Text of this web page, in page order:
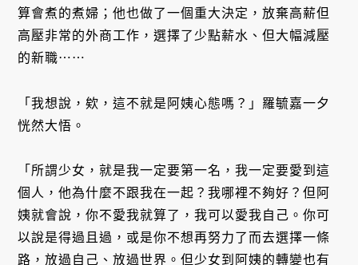
算會煮的煮婦；他也做了一個重大決定，放棄高薪但
高壓非常的外商工作，選擇了少點薪水、但大幅減壓
的新職⋯⋯
「我想說，欸，這不就是阿姨心態嗎？」羅毓嘉一夕
恍然大悟。
「所謂少女，就是我一定要第一名，我一定要愛到這
個人，他為什麼不跟我在一起？我哪裡不夠好？但阿
姨就會說，你不愛我就算了，我可以愛我自己。你可
以說是得過且過，或是你不想再努力了而去選擇一條
路，放過自己、放過世界。但少女到阿姨的轉變也有